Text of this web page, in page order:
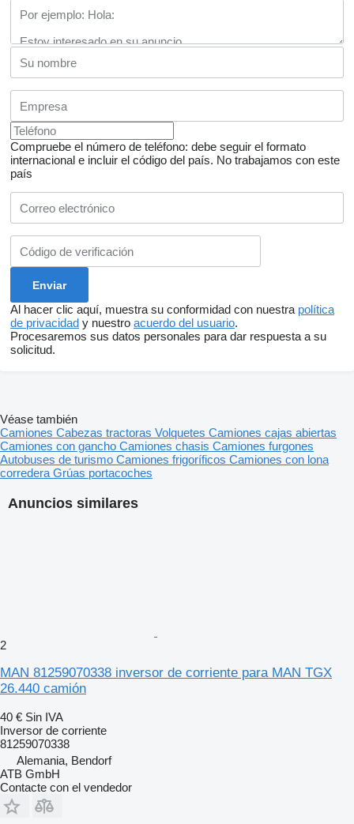
Compruebe el número de teléfono: debe seguir el formato
internacional e incluir el código del país. No trabajamos con este
país
Al hacer clic aquí, muestra su conformidad con nuestra política
de privacidad y nuestro acuerdo del usuario.
Procesaremos sus datos personales para dar respuesta a su
solicitud.
Anuncios similares
2
MAN 81259070338 inversor de corriente para MAN TGX
26.440 camión
40 € Sin IVA
Inversor de corriente
81259070338
Alemania, Bendorf
ATB GmbH
Contacte con el vendedor
Véase también
Camiones Cabezas tractoras Volquetes Camiones cajas abiertas
Camiones con gancho Camiones chasis Camiones furgones
Autobuses de turismo Camiones frigoríficos Camiones con lona
corredera Grúas portacoches